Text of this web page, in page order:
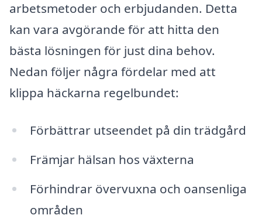
arbetsmetoder och erbjudanden. Detta
kan vara avgörande för att hitta den
bästa lösningen för just dina behov.
Nedan följer några fördelar med att
klippa häckarna regelbundet:
Förbättrar utseendet på din trädgård
Främjar hälsan hos växterna
Förhindrar övervuxna och oansenliga
områden